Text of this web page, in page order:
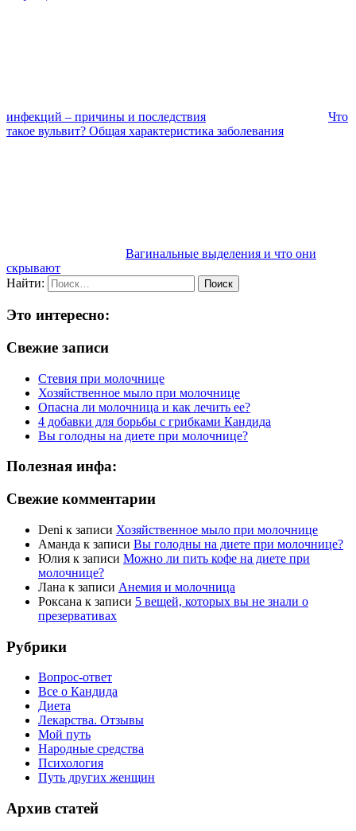
инфекций – причины и последствия
Что
такое вульвит? Общая характеристика заболевания
Вагинальные выделения и что они
скрывают
Найти:
Это интересно:
Свежие записи
Стевия при молочнице
Хозяйственное мыло при молочнице
Опасна ли молочница и как лечить ее?
4 добавки для борьбы с грибками Кандида
Вы голодны на диете при молочнице?
Полезная инфа:
Свежие комментарии
Deni к записи Хозяйственное мыло при молочнице
Аманда к записи Вы голодны на диете при молочнице?
Юлия к записи Можно ли пить кофе на диете при
молочнице?
Лана к записи Анемия и молочница
Роксана к записи 5 вещей, которых вы не знали о
презервативах
Рубрики
Вопрос-ответ
Все о Кандида
Диета
Лекарства. Отзывы
Мой путь
Народные средства
Психология
Путь других женщин
Архив статей